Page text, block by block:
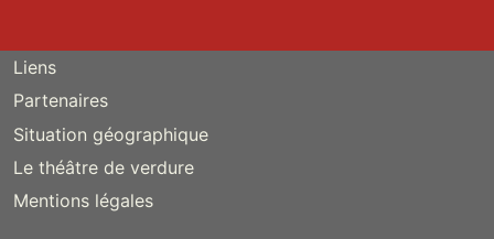
Liens
Partenaires
Situation géographique
Le théâtre de verdure
Mentions légales